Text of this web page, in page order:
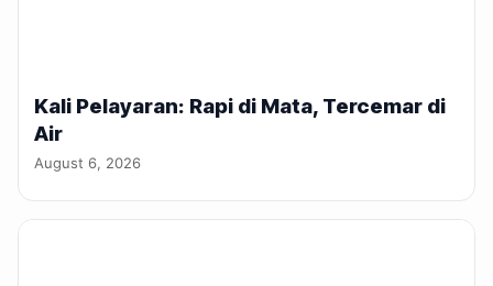
Kali Pelayaran: Rapi di Mata, Tercemar di
Air
August 6, 2026